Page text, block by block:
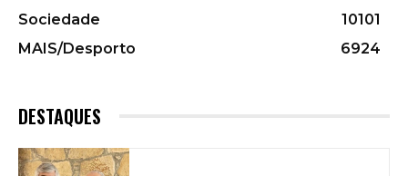
Sociedade
10101
MAIS/Desporto
6924
DESTAQUES